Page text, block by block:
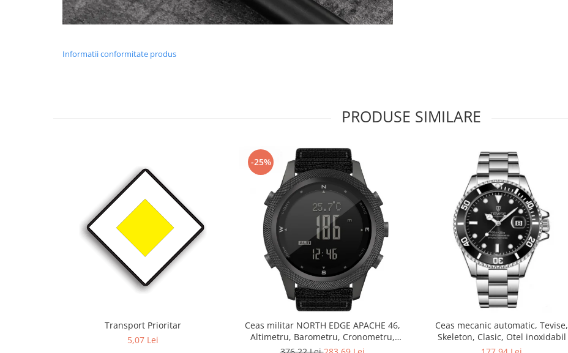
Informatii conformitate produs
PRODUSE SIMILARE
Transport Prioritar
5,07 Lei
-25%
Ceas militar NORTH EDGE APACHE 46,
Altimetru, Barometru, Cronometru,
Termometru, Pedometru, Busola
Ceas mecanic automatic, Tevise,
Skeleton, Clasic, Otel inoxidabil